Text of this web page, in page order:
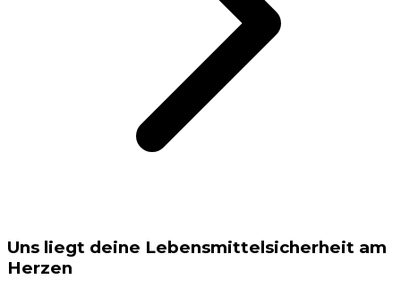
Uns liegt deine Lebensmittelsicherheit am
Herzen